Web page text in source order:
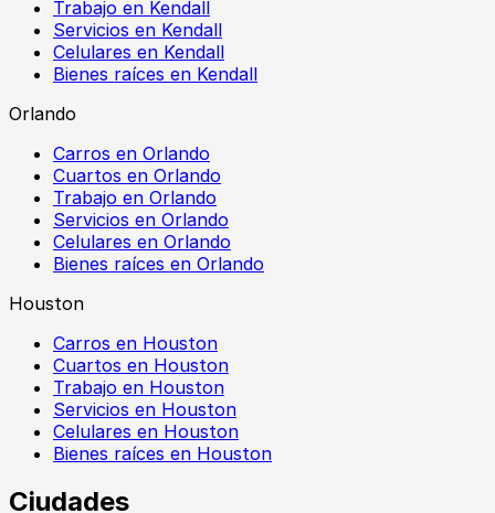
Trabajo en Kendall
Servicios en Kendall
Celulares en Kendall
Bienes raíces en Kendall
Orlando
Carros en Orlando
Cuartos en Orlando
Trabajo en Orlando
Servicios en Orlando
Celulares en Orlando
Bienes raíces en Orlando
Houston
Carros en Houston
Cuartos en Houston
Trabajo en Houston
Servicios en Houston
Celulares en Houston
Bienes raíces en Houston
Ciudades